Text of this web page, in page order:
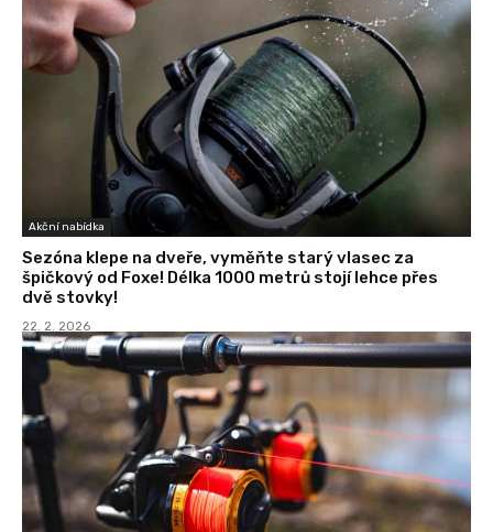
Akční nabídka
Sezóna klepe na dveře, vyměňte starý vlasec za
špičkový od Foxe! Délka 1000 metrů stojí lehce přes
dvě stovky!
22. 2. 2026